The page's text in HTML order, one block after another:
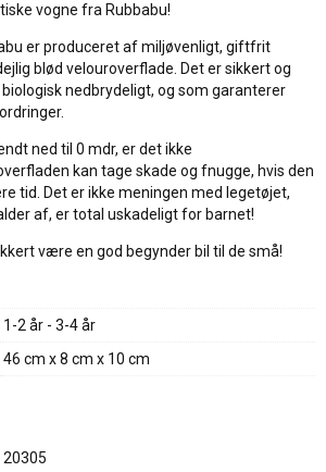
vogne fra Rubbabu!
er produceret af miljøvenligt, giftfrit
blød velouroverflade. Det er sikkert og
nedbrydeligt, og som garanterer
ned til 0 mdr, er det ikke
kan tage skade og fnugge, hvis den
tid. Det er ikke meningen med legetøjet,
af, er total uskadeligt for barnet!
være en god begynder bil til de små!
1-2 år - 3-4 år
46 cm x 8 cm x 10 cm
20305